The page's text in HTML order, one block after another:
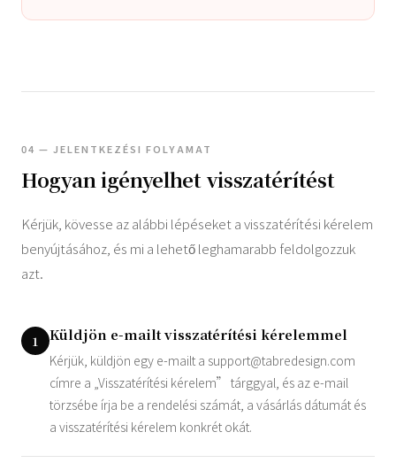
04 — JELENTKEZÉSI FOLYAMAT
Hogyan igényelhet visszatérítést
Kérjük, kövesse az alábbi lépéseket a visszatérítési kérelem
benyújtásához, és mi a lehető leghamarabb feldolgozzuk
azt.
1 Küldjön e-mailt visszatérítési kérelemmel
Kérjük, küldjön egy e-mailt a support@tabredesign.com
címre a „Visszatérítési kérelem” tárggyal, és az e-mail
törzsébe írja be a rendelési számát, a vásárlás dátumát és
a visszatérítési kérelem konkrét okát.